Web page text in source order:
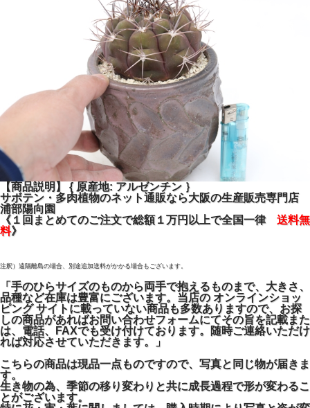
【商品説明】 { 原産地: アルゼンチン ｝
サボテン・多肉植物のネット通販なら大阪の生産販売専門店
浦部陽向園
《１回まとめてのご注文で総額１万円以上で全国一律 送料無
料》
注釈）遠隔離島の場合、別途追加送料がかかる場合もございます。
「手のひらサイズのものから両手で抱えるものまで、大きさ、
品種など在庫は豊富にございます。当店の オンラインショッ
ピング サイトに載っていない商品も多数ありますので、お探
しの商品があればお問い合わせフォームにてその旨を記載また
は、電話、FAXでも受け付けております。随時ご連絡いただけ
れば対応させていただきます。」
こちらの商品は現品一点ものですので、写真と同じ物が届きま
す。
生き物の為、季節の移り変わりと共に成長過程で形が変わるこ
とがございます。